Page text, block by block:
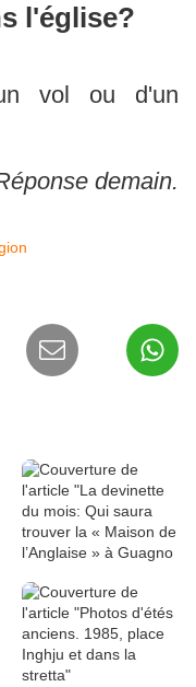
l'église?
vol ou d'un
demain.